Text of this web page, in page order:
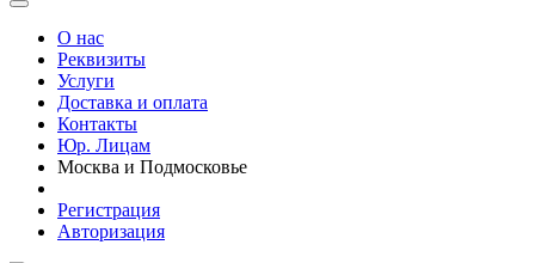
О нас
Реквизиты
Услуги
Доставка и оплата
Контакты
Юр. Лицам
Москва и Подмосковье
Регистрация
Авторизация